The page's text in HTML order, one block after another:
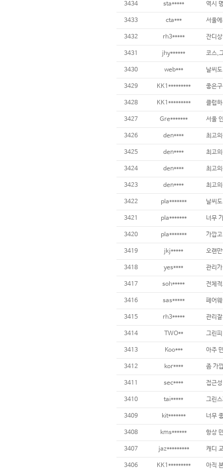
3434 sta*****
3433 cta***
3432 rh3***** 잔디
3431 jhy****** 코스,
3430 web***
3429 KK1*********
3428 KK1*********
3427 Gre*******
3426 den**** 최고
3425 den**** 최고
3424 den**** 최고
3423 den**** 최고
3422 pla*******
3421 pla******* 너무
3420 pla******* 가깝
3419 jkj*****
3418 yes****
3417 soh*****
3416 sas*****
3415 rh3*****
3414 TWO**
3413 Koo***
3412 kor****
3411 sec**** 접근
3410 tai*****
3409 kit*******
3408 kms******
3407 jaz*********
3406 KK1*********